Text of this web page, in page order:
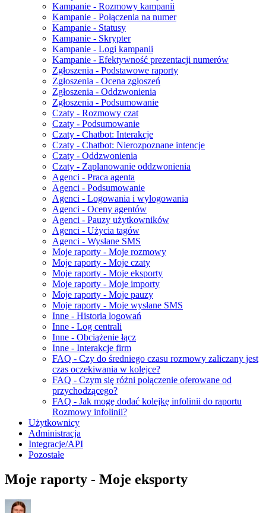
Kampanie - Rozmowy kampanii
Kampanie - Połączenia na numer
Kampanie - Statusy
Kampanie - Skrypter
Kampanie - Logi kampanii
Kampanie - Efektywność prezentacji numerów
Zgłoszenia - Podstawowe raporty
Zgłoszenia - Ocena zgłoszeń
Zgłoszenia - Oddzwonienia
Zgłoszenia - Podsumowanie
Czaty - Rozmowy czat
Czaty - Podsumowanie
Czaty - Chatbot: Interakcje
Czaty - Chatbot: Nierozpoznane intencje
Czaty - Oddzwonienia
Czaty - Zaplanowanie oddzwonienia
Agenci - Praca agenta
Agenci - Podsumowanie
Agenci - Logowania i wylogowania
Agenci - Oceny agentów
Agenci - Pauzy użytkowników
Agenci - Użycia tagów
Agenci - Wysłane SMS
Moje raporty - Moje rozmowy
Moje raporty - Moje czaty
Moje raporty - Moje eksporty
Moje raporty - Moje importy
Moje raporty - Moje pauzy
Moje raporty - Moje wysłane SMS
Inne - Historia logowań
Inne - Log centrali
Inne - Obciążenie łącz
Inne - Interakcje firm
FAQ - Czy do średniego czasu rozmowy zaliczany jest
czas oczekiwania w kolejce?
FAQ - Czym się różni połączenie oferowane od
przychodzącego?
FAQ - Jak mogę dodać kolejkę infolinii do raportu
Rozmowy infolinii?
Użytkownicy
Administracja
Integracje/API
Pozostałe
Moje raporty - Moje eksporty